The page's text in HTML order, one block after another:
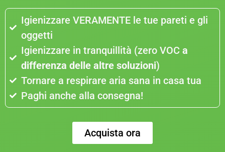
Igienizzare VERAMENTE le tue pareti e gli
oggetti
Igienizzare in tranquillità (zero VOC a
differenza delle altre soluzioni)
Tornare a respirare aria sana in casa tua
Paghi anche alla consegna!
Acquista ora